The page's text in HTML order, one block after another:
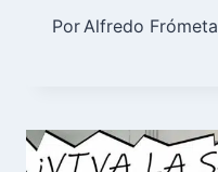
PorAlfredo Frómeta